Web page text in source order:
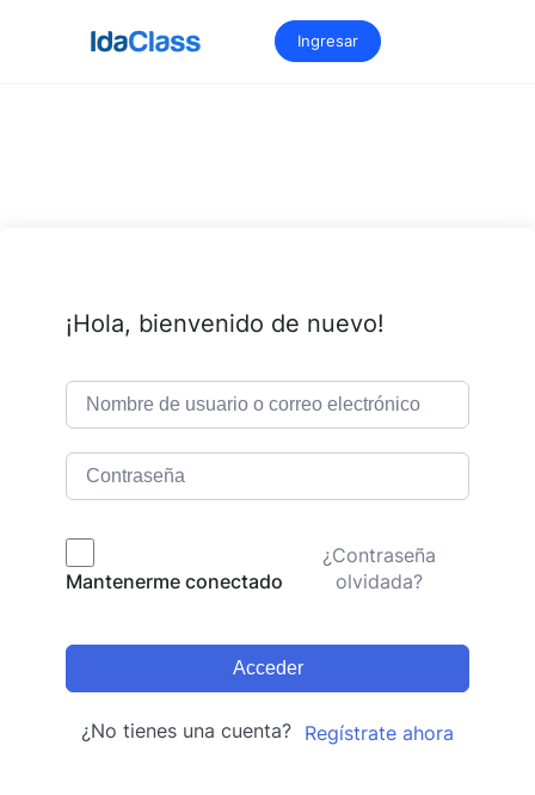
Ingresar
¡Hola, bienvenido de nuevo!
Mantenerme conectado
¿Contraseña
olvidada?
Acceder
¿No tienes una cuenta? Regístrate ahora